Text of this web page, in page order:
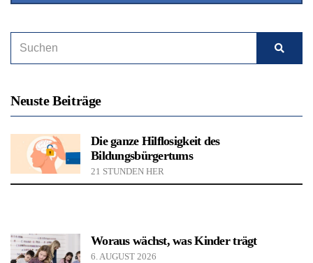
Neuste Beiträge
Die ganze Hilflosigkeit des
Bildungsbürgertums
21 STUNDEN HER
Woraus wächst, was Kinder trägt
6. AUGUST 2026